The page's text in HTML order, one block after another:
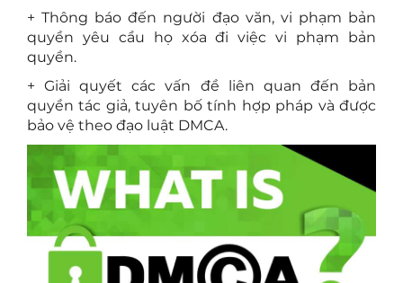
+ Thông báo đến người đạo văn, vi phạm bản
quyền yêu cầu họ xóa đi việc vi phạm bản
quyền.
+ Giải quyết các vấn đề liên quan đến bản
quyền tác giả, tuyên bố tính hợp pháp và được
bảo vệ theo đạo luật DMCA.